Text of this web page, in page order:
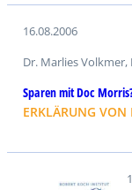
16.08.2006
Dr. Marlies
Sparen mit Doc
ERKLÄRUNG